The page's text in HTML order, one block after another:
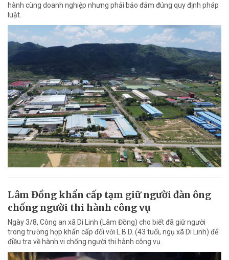
hành cùng doanh nghiệp nhưng phải bảo đảm đúng quy định pháp
luật.
Lâm Đồng khẩn cấp tạm giữ người đàn ông
chống người thi hành công vụ
Ngày 3/8, Công an xã Di Linh (Lâm Đồng) cho biết đã giữ người
trong trường hợp khẩn cấp đối với L.B.D. (43 tuổi, ngụ xã Di Linh) để
điều tra về hành vi chống người thi hành công vụ.